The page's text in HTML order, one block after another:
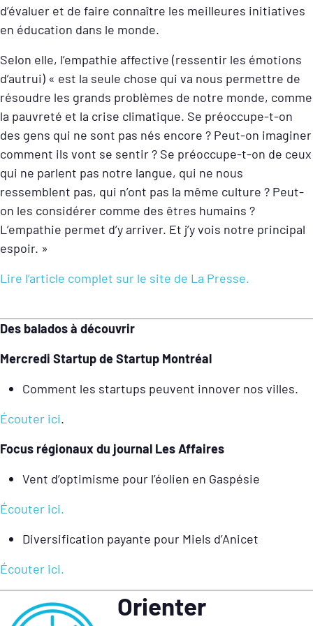
d’évaluer et de faire connaître les meilleures initiatives
en éducation dans le monde.
Selon elle, l’empathie affective (ressentir les émotions
d’autrui) « est la seule chose qui va nous permettre de
résoudre les grands problèmes de notre monde, comme
la pauvreté et la crise climatique. Se préoccupe-t-on
des gens qui ne sont pas nés encore ? Peut-on imaginer
comment ils vont se sentir ? Se préoccupe-t-on de ceux
qui ne parlent pas notre langue, qui ne nous
ressemblent pas, qui n’ont pas la même culture ? Peut-
on les considérer comme des êtres humains ?
L’empathie permet d’y arriver. Et j’y vois notre principal
espoir. »
Lire l’article complet sur le site de La Presse.
Des balados à découvrir
Mercredi Startup de Startup Montréal
Comment les startups peuvent innover nos villes.
Écouter ici.
Focus régionaux du journal Les Affaires
Vent d’optimisme pour l’éolien en Gaspésie
Écouter ici.
Diversification payante pour Miels d’Anicet
Écouter ici.
Orienter